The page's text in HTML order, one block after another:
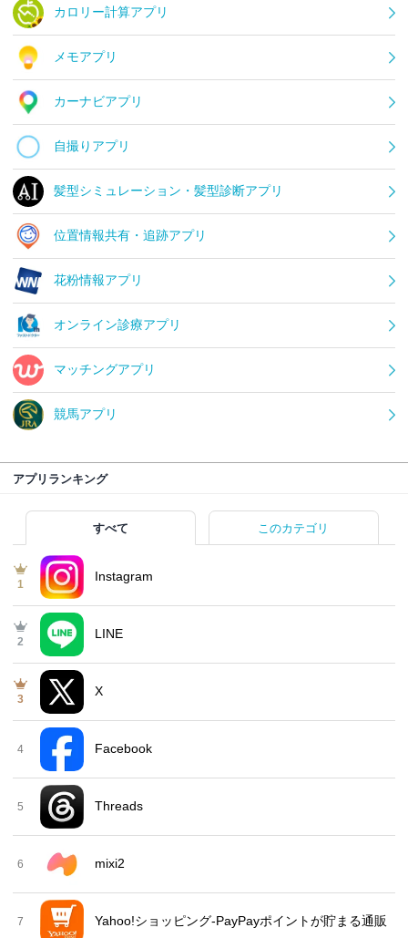
カロリー計算アプリ
メモアプリ
カーナビアプリ
自撮りアプリ
髪型シミュレーション・髪型診断アプリ
位置情報共有・追跡アプリ
花粉情報アプリ
オンライン診療アプリ
マッチングアプリ
競馬アプリ
アプリランキング
すべて このカテゴリ
1
Instagram
2
LINE
3
X
4 Facebook
5 Threads
6 mixi2
7 Yahoo!ショッピング-PayPayポイントが貯まる通販